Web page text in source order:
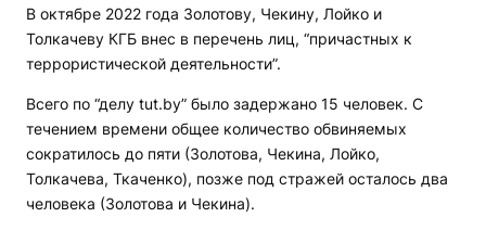
В октябре 2022 года Золотову, Чекину, Лойко и
Толкачеву КГБ внес в перечень лиц, “причастных к
террористической деятельности”.
Всего по “делу tut.by” было задержано 15 человек. С
течением времени общее количество обвиняемых
сократилось до пяти (Золотова, Чекина, Лойко,
Толкачева, Ткаченко), позже под стражей осталось два
человека (Золотова и Чекина).